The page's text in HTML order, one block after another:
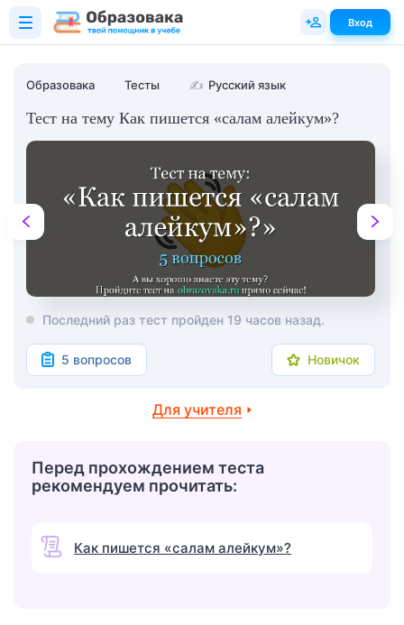
Образовака Тесты ✍ Русский язык
Тест на тему Как пишется «салам алейкум»?
Последний раз тест пройден 19 часов назад.
5 вопросов Новичок
Для учителя
Перед прохождением теста
рекомендуем прочитать:
Как пишется «салам алейкум»?
Вход